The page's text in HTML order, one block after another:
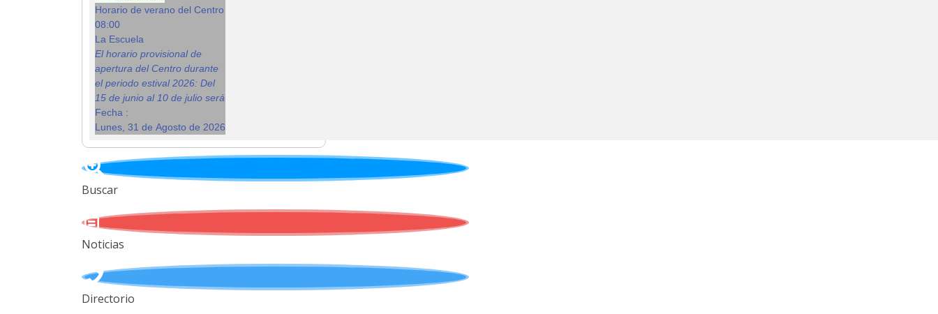
Horario de verano del Centro
08:00
La Escuela
El horario provisional de
apertura del Centro durante
el periodo estival 2026: Del
15 de junio al 10 de julio será
Fecha :
Lunes, 31 de Agosto de 2026
Buscar
Noticias
Directorio